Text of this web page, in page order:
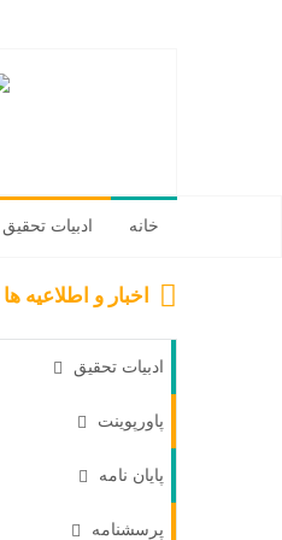
خانه ادبیات تحقیق
اخبار و اطلاعیه ها
ادبیات تحقیق
پاورپوینت
پایان نامه
پرسشنامه